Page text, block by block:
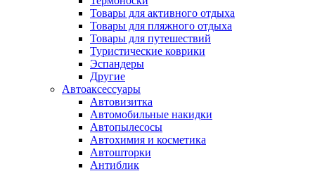
Товары для активного отдыха
Товары для пляжного отдыха
Товары для путешествий
Туристические коврики
Эспандеры
Другие
Автоаксессуары
Автовизитка
Автомобильные накидки
Автопылесосы
Автохимия и косметика
Автошторки
Антиблик